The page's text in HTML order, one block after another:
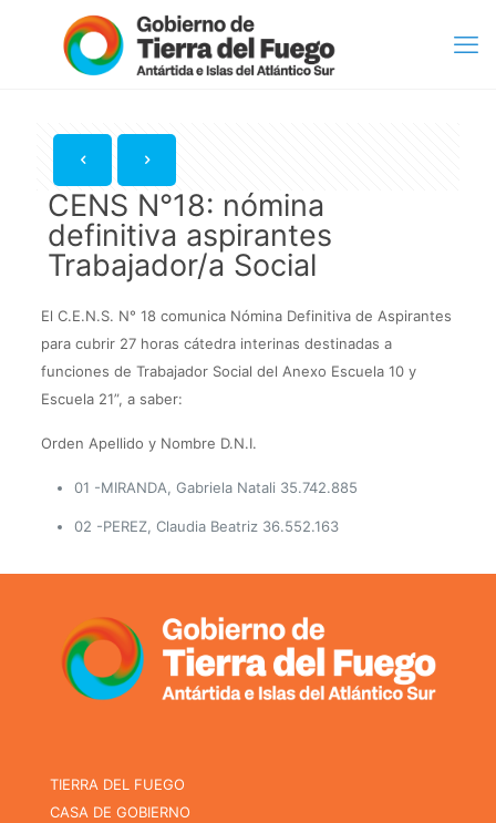
CENS N°18: nómina
definitiva aspirantes
Trabajador/a Social
El C.E.N.S. N° 18 comunica Nómina Definitiva de Aspirantes
para cubrir 27 horas cátedra interinas destinadas a
funciones de Trabajador Social del Anexo Escuela 10 y
Escuela 21”, a saber:
Orden Apellido y Nombre D.N.I.
01 -MIRANDA, Gabriela Natali 35.742.885
02 -PEREZ, Claudia Beatriz 36.552.163
TIERRA DEL FUEGO
CASA DE GOBIERNO